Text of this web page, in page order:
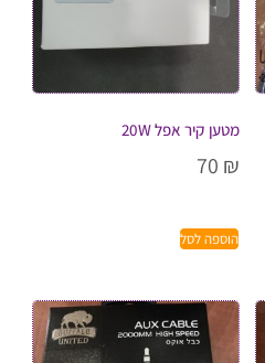
מטען קיר אפל 20W
70 ₪
הוספה לסל